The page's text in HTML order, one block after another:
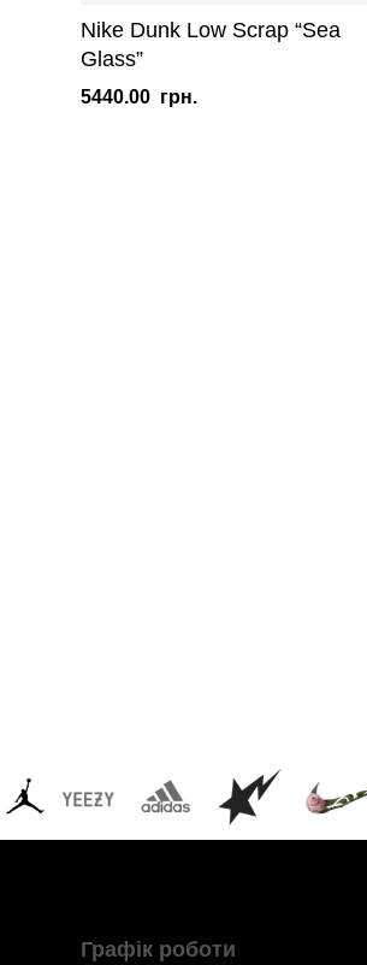
Nike Dunk Low Scrap “Sea
Glass”
5440.00 грн.
Графік роботи